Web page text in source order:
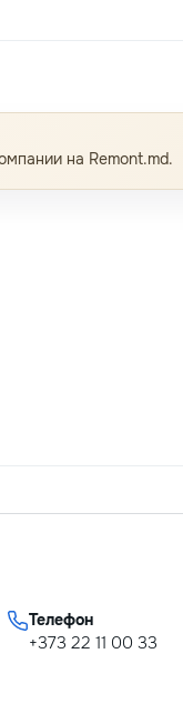
на Remont.md.
Телефон
+373 22 11 00 33